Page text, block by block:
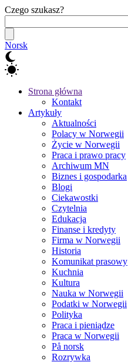
Czego szukasz?
Norsk
Strona główna
Kontakt
Artykuły
Aktualności
Polacy w Norwegii
Życie w Norwegii
Praca i prawo pracy
Archiwum MN
Biznes i gospodarka
Blogi
Ciekawostki
Czytelnia
Edukacja
Finanse i kredyty
Firma w Norwegii
Historia
Komunikat prasowy
Kuchnia
Kultura
Nauka w Norwegii
Podatki w Norwegii
Polityka
Praca i pieniądze
Praca w Norwegii
På norsk
Rozrywka